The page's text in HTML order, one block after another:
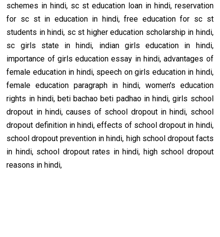
schemes in hindi, sc st education loan in hindi, reservation
for sc st in education in hindi, free education for sc st
students in hindi, sc st higher education scholarship in hindi,
sc girls state in hindi, indian girls education in hindi,
importance of girls education essay in hindi, advantages of
female education in hindi, speech on girls education in hindi,
female education paragraph in hindi, women's education
rights in hindi, beti bachao beti padhao in hindi, girls school
dropout in hindi, causes of school dropout in hindi, school
dropout definition in hindi, effects of school dropout in hindi,
school dropout prevention in hindi, high school dropout facts
in hindi, school dropout rates in hindi, high school dropout
reasons in hindi,